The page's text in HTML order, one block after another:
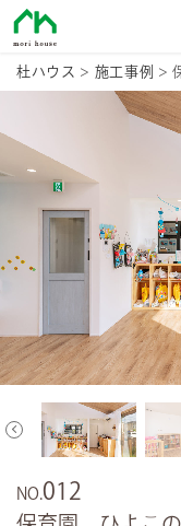
杜ハウス > 施工事例 >
NO. 012